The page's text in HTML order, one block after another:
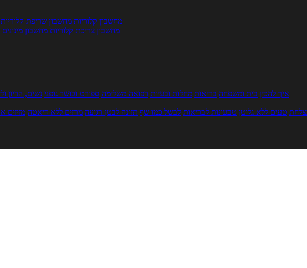
מחשבון קלוריות מחשבון שריפת קלוריות
מחשבון צריכת קלוריות מחשבון
איך להכין בית ומשפחה בריאות מחלות ובעיות רפואה משלימה ספורט וכושר גופני נשים, הריון
טעים ללא גלוטן טבעונות לבריאות לבשל כמו שף תזונה לבטן רגועה מרזים ללא דיאטה מזיזים